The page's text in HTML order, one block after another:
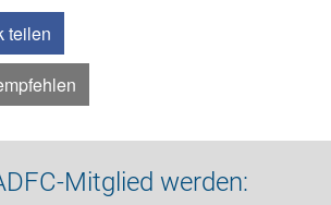
teilen
Mitglied werden: